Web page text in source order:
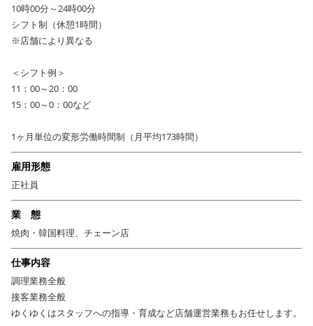
10時00分～24時00分
シフト制（休憩1時間）
※店舗により異なる
＜シフト例＞
11：00～20：00
15：00～0：00など
1ヶ月単位の変形労働時間制（月平均173時間）
雇用形態
正社員
業 態
焼肉・韓国料理、チェーン店
仕事内容
調理業務全般
接客業務全般
ゆくゆくはスタッフへの指導・育成など店舗運営業務もお任せします。